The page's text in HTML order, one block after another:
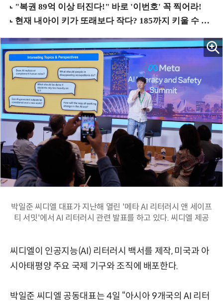
박일준 씨디엘 대표가 지난해 열린 '메타 AI 리터러시 앤 세이프
티 서밋'에서 AI 리터러시 관련 발표를 하고 있다. 씨디엘 제공
씨디엘이 인공지능(AI) 리터러시 백서를 제작, 미국과 아
시아태평양 주요 국제 기구와 조직에 배포한다.
박일준 씨디엘 공동대표는 4일 “아시아 9개국의 AI 리터